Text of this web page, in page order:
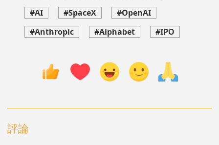
#AI
#SpaceX
#OpenAI
#Anthropic
#Alphabet #IPO
評論